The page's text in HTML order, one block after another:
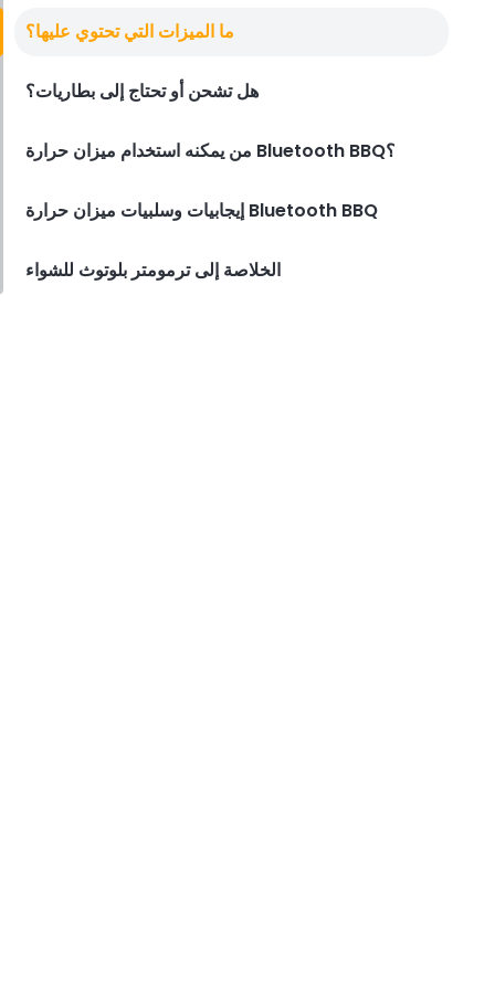
ما الميزات التي تحتوي عليها؟
هل تشحن أو تحتاج إلى بطاريات؟
من يمكنه استخدام ميزان حرارة Bluetooth BBQ؟
إيجابيات وسلبيات ميزان حرارة Bluetooth BBQ
الخلاصة إلى ترمومتر بلوتوث للشواء